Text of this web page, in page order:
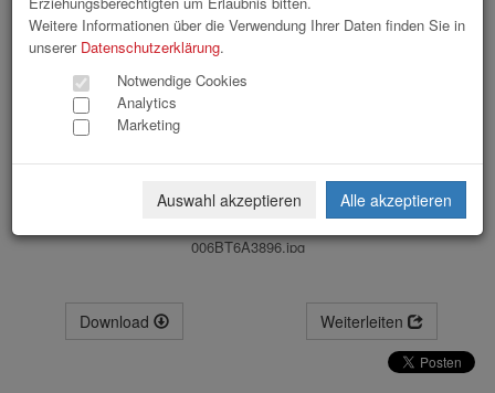
006BT6A3896.jpg
Download Weiterleiten
Weitere Informationen über die Verwendung Ihrer Daten finden Sie in
unserer Datenschutzerklärung.
Notwendige Cookies
Analytics
Marketing
Auswahl akzeptieren Alle akzeptieren